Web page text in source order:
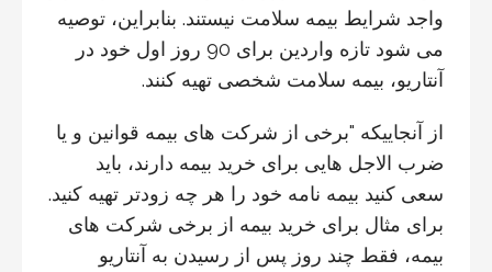
واجد شرایط بیمه سلامت نیستند. بنابراین، توصیه
می شود تازه واردین برای 90 روز اول خود در
آنتاریو، بیمه سلامت شخصی تهیه کنند.
از آنجاییکه "برخی از شرکت های بیمه قوانین و یا
ضرب الاجل هایی برای خرید بیمه دارند، باید
سعی کنید بیمه نامه خود را هر چه زودتر تهیه کنید.
برای مثال برای خرید بیمه از برخی شرکت های
بیمه، فقط چند روز پس از رسیدن به آنتاریو